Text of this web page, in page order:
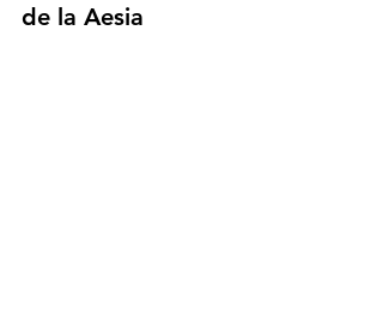
de la Aesia